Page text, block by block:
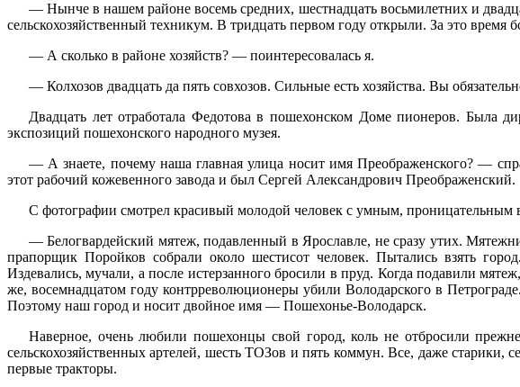
— Нынче в нашем районе восемь средних, шестнадцать восьмилетних и
сельскохозяйственный техникум. В тридцать первом году открыли. За это время
— А сколько в районе хозяйств? — поинтересовалась я.
— Колхозов двадцать да пять совхозов. Сильные есть хозяйства. Вы
Двадцать лет отработала Федотова в пошехонском Доме пионеров. Была
экспозиций пошехонского народного музея.
— А знаете, почему наша главная улица носит имя Преображенского? —
этот рабочий кожевенного завода и был Сергей Александрович Преображенский.
С фотографии смотрел красивый молодой человек с умным, проницательным
— Белогвардейский мятеж, подавленный в Ярославле, не сразу утих.
прапорщик Поройков собрали около шестисот человек. Пытались взять
Издевались, мучали, а после истерзанного бросили в пруд. Когда подавили
же, восемнадцатом году контрреволюционеры убили Володарского в
Поэтому наш город и носит двойное имя — Пошехонье-Володарск.
Наверное, очень любили пошехонцы свой город, коль не отбросили
сельскохозяйственных артелей, шесть ТОЗов и пять коммун. Все, даже
первые тракторы.